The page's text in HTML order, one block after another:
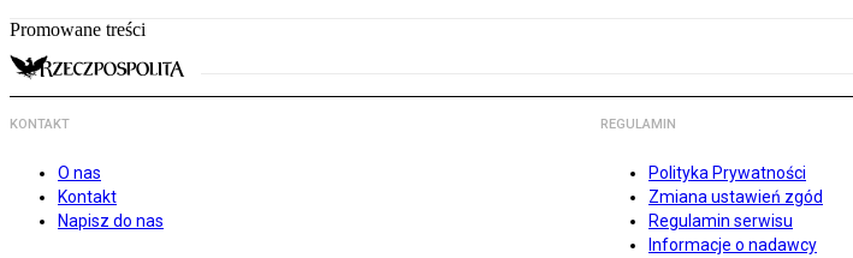
Promowane treści
KONTAKT
O nas
Kontakt
Napisz do nas
REGULAMIN
Polityka Prywatności
Zmiana ustawień zgód
Regulamin serwisu
Informacje o nadawcy